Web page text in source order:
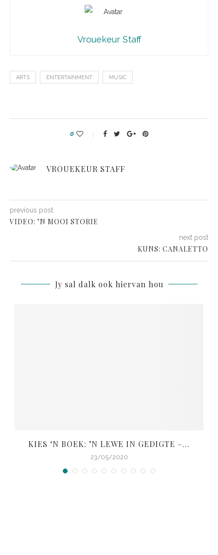
Vrouekeur Staff
ARTS ENTERTAINMENT MUSIC
0
VROUEKEUR STAFF
previous post
VIDEO: ’N MOOI STORIE
next post
KUNS: CANALETTO
Jy sal dalk ook hiervan hou
KIES ‘N BOEK: ’N LEWE IN GEDIGTE –...
23/05/2020